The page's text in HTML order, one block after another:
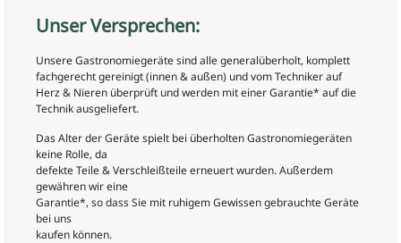
Unser Versprechen:
Unsere Gastronomiegeräte sind alle generalüberholt, komplett
fachgerecht gereinigt (innen & außen) und vom Techniker auf
Herz & Nieren überprüft und werden mit einer Garantie* auf die
Technik ausgeliefert.
Das Alter der Geräte spielt bei überholten Gastronomiegeräten
keine Rolle, da
defekte Teile & Verschleißteile erneuert wurden. Außerdem
gewähren wir eine
Garantie*, so dass Sie mit ruhigem Gewissen gebrauchte Geräte
bei uns
kaufen können.